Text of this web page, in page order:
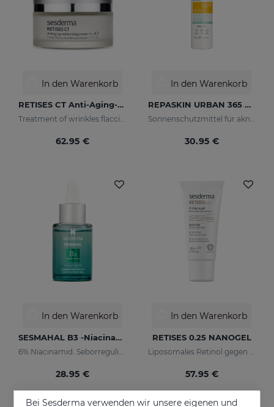
In den Warenkorb
RETISES CT Anti-Aging-Feuchtigkeitscreme
Treatment of wrinkles flaccidity and other oxidative skin manifestations. Moisturizing
62.95 €
In den Warenkorb
REPASKIN URBAN 365 Oily Skin LSF50
Sonnenschutzmittel für akneanfällige Haut
30.95 €
In den Warenkorb
SESMAHAL B3 -Niacinamide 6%
28.95 €
In den Warenkorb
RETISES 0.25 NANOGEL
57.95 €
Bei Sesderma verwenden wir unsere eigenen und